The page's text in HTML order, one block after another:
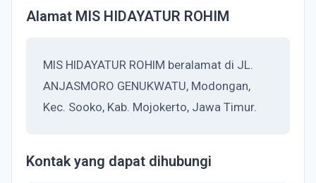
Alamat MIS HIDAYATUR ROHIM
MIS HIDAYATUR ROHIM beralamat di JL.
ANJASMORO GENUKWATU, Modongan,
Kec. Sooko, Kab. Mojokerto, Jawa Timur.
Kontak yang dapat dihubungi